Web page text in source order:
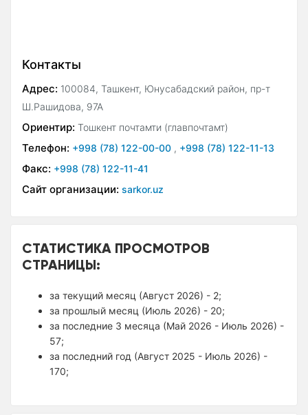
Контакты
Адрес: 100084, Ташкент, Юнусабадский район, пр-т
Ш.Рашидова, 97А
Ориентир: Тошкент почтамти (главпочтамт)
Телефон: +998 (78) 122-00-00 , +998 (78) 122-11-13
Факс: +998 (78) 122-11-41
Сайт организации: sarkor.uz
СТАТИСТИКА ПРОСМОТРОВ
СТРАНИЦЫ:
за текущий месяц (Август 2026) - 2;
за прошлый месяц (Июль 2026) - 20;
за последние 3 месяца (Май 2026 - Июль 2026) -
57;
за последний год (Август 2025 - Июль 2026) -
170;